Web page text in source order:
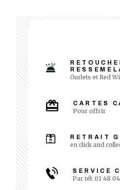
Ourlets et Red
CARTES
Pour offrir
RETRAIT
en click and
SERVICE
Par tél: 01 48